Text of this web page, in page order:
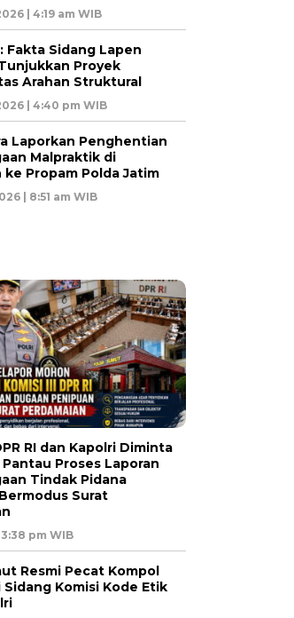
| 4:19 am WIB
Fakta Sidang Lapen
Proyek
Arahan Struktural
| 4:40 pm WIB
Laporkan Penghentian
Malpraktik di
ke Propam Polda Jatim
| 8:51 am WIB
RI dan Kapolri Diminta
Proses Laporan
Tindak Pidana
Surat
pm WIB
Resmi Pecat Kompol
Sidang Komisi Kode Etik